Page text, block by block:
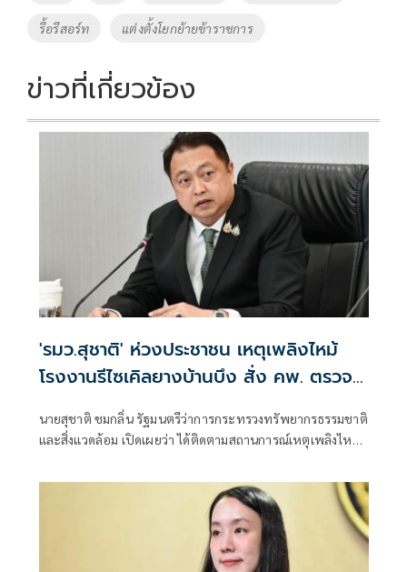
รื้อรีสอร์ท แต่งตั้งโยกย้ายข้าราชการ
ข่าวที่เกี่ยวข้อง
'รมว.สุชาติ' ห่วงประชาชน เหตุเพลิงไหม้
โรงงานรีไซเคิลยางบ้านบึง สั่ง คพ. ตรวจ
คุณภาพอากาศเข้ม-แจ้งเตือนประชาชนใกล้
ชิด
นายสุชาติ ชมกลิ่น รัฐมนตรีว่าการกระทรวงทรัพยากรธรรมชาติ
และสิ่งแวดล้อม เปิดเผยว่า ได้ติดตามสถานการณ์เหตุเพลิงไหม้
จำกัด ตำบลคลองกิ่ว อำเภอบ้านบึง จังหวัดชลบุรี อย่างใกล้ชิด
ด้วยความห่วงใยผลกระทบด้านมลพิษและสุขภาพของ
ประชาชน พร้อมสั่งการให้กรมควบคุมมลพิษ (คพ.) บูรณาการ
หน่วยงานที่เกี่ยวข้อง เร่งสนับสนุนการระงับเหตุ ตรวจสอบ
คุณภาพอากาศและสิ่งแวดล้อม รวมถึงแจ้งเตือนประชาชนอย่าง